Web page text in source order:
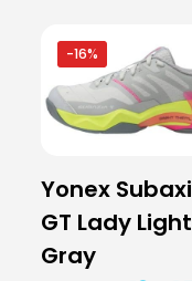
-16%
Yonex
GT Lady Light
Gray